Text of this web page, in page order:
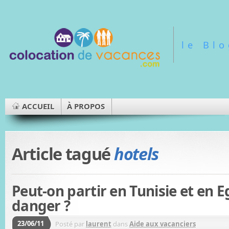
le
ACCUEIL À PROPOS
Article taguéhotels
Peut-on partir en Tunisie et en
danger ?
23/06/11 Posté par laurent dansAide aux vacanciers